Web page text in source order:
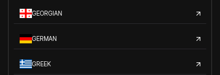
GEORGIAN
GERMAN
GREEK